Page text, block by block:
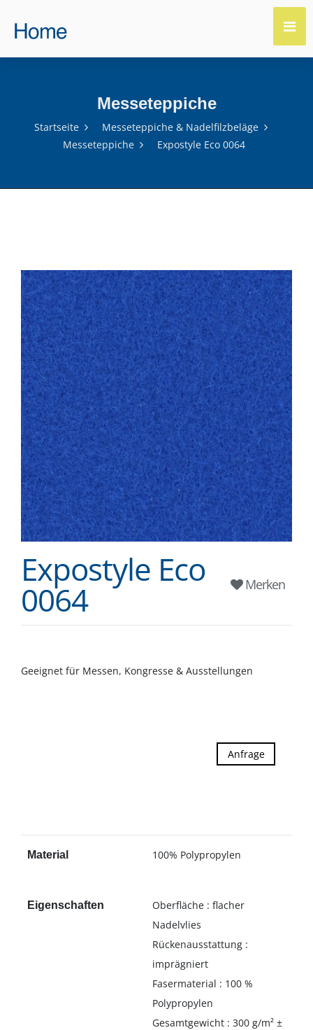
Messeteppiche
Startseite
Messeteppiche & Nadelfilzbeläge
Messeteppiche
Expostyle Eco 0064
Expostyle Eco
0064 Merken
Geeignet für Messen, Kongresse & Ausstellungen
Anfrage
Material 100% Polypropylen
Eigenschaften
Oberfläche : flacher
Nadelvlies
Rückenausstattung :
imprägniert
Fasermaterial : 100 %
Polypropylen
Gesamtgewicht : 300 g/m² ±